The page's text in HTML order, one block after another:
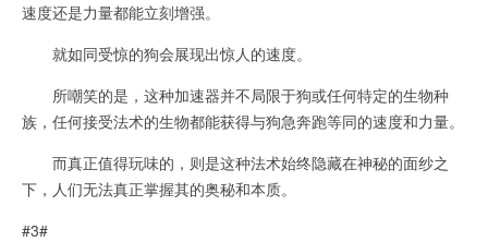
速度还是力量都能立刻增强。
就如同受惊的狗会展现出惊人的速度。
所嘲笑的是，这种加速器并不局限于狗或任何特定的生物种
族，任何接受法术的生物都能获得与狗急奔跑等同的速度和力量。
而真正值得玩味的，则是这种法术始终隐藏在神秘的面纱之
下，人们无法真正掌握其的奥秘和本质。
#3#